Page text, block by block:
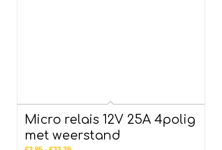
Micro relais 12V 25A 4polig
met weerstand